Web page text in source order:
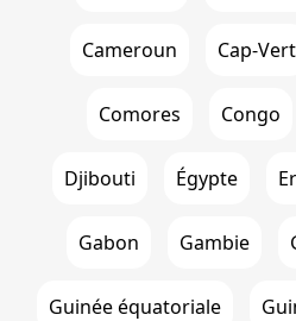
Cameroun Cap-Vert
Comores Congo
Djibouti Égypte
Gabon Gambie
Guinée équatoriale